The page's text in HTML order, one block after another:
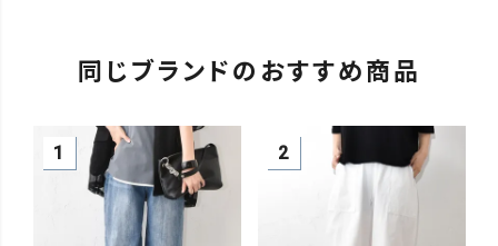
同じブランドのおすすめ商品